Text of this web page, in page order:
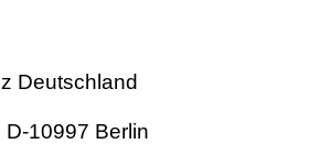
Deutschland
10997 Berlin